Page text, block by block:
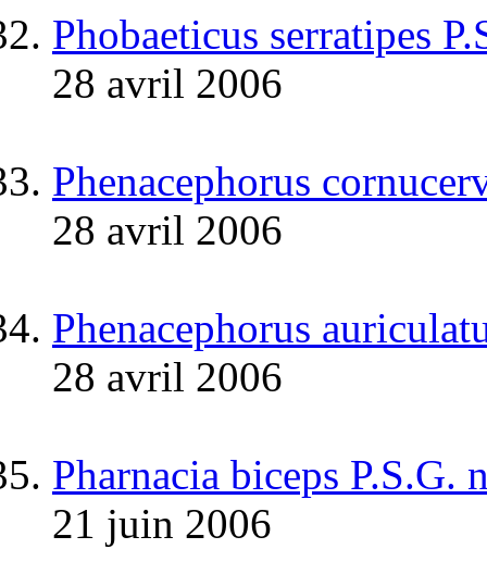
Phobaeticus serratipes
28 avril 2006
Phenacephorus
28 avril 2006
Phenacephorus
28 avril 2006
Pharnacia biceps P.S.G.
21 juin 2006